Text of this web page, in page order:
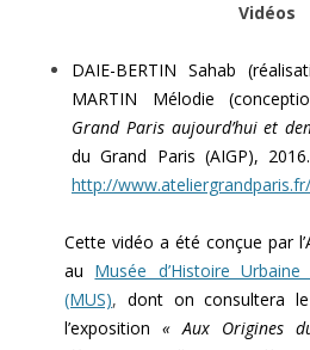
Vidéos
DAIE-BERTIN Sahab
MARTIN Mélodie
Grand Paris aujourd’hui et
du Grand Paris (AIGP),
http://
Cette vidéo a été conçue par
au Musée d’Histoire
(MUS), dont on consultera
l’exposition « Aux Origines